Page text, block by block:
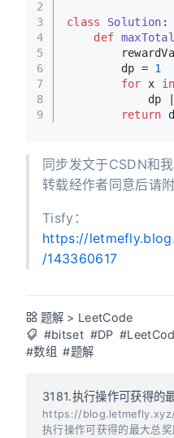
2
3
4
5
6
7
8
9
class Solution :
def
        dp =
1
for x in
dp
return
同步发文于CSDN和
转载经作者同意后请
Tisfy：
https://
/143360617
题解 > LeetCode
#bitset #DP
#数组 #题解
3181.执行操作可获得的
https://
执行操作可获得的最大总